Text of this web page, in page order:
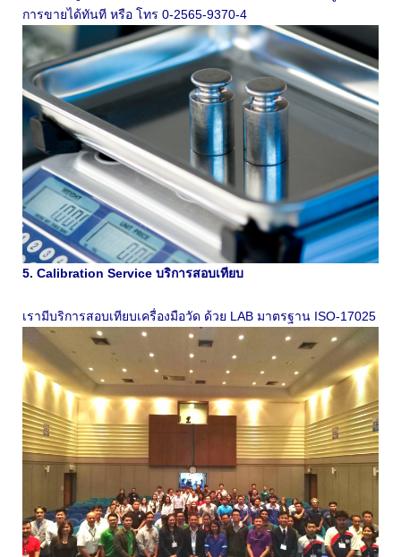
การขายได้ทันที หรือ โทร 0-2565-9370-4
5. Calibration Service บริการสอบเทียบ
เรามีบริการสอบเทียบเครื่องมือวัด ด้วย LAB มาตรฐาน ISO-17025